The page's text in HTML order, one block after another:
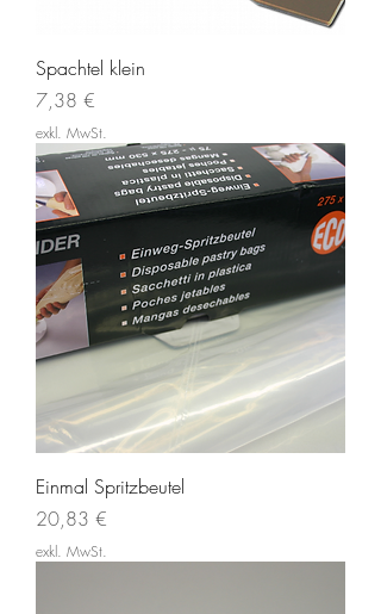
Spachtel klein
Preis
7,38 €
exkl. MwSt.
Einmal Spritzbeutel
Preis
20,83 €
exkl. MwSt.